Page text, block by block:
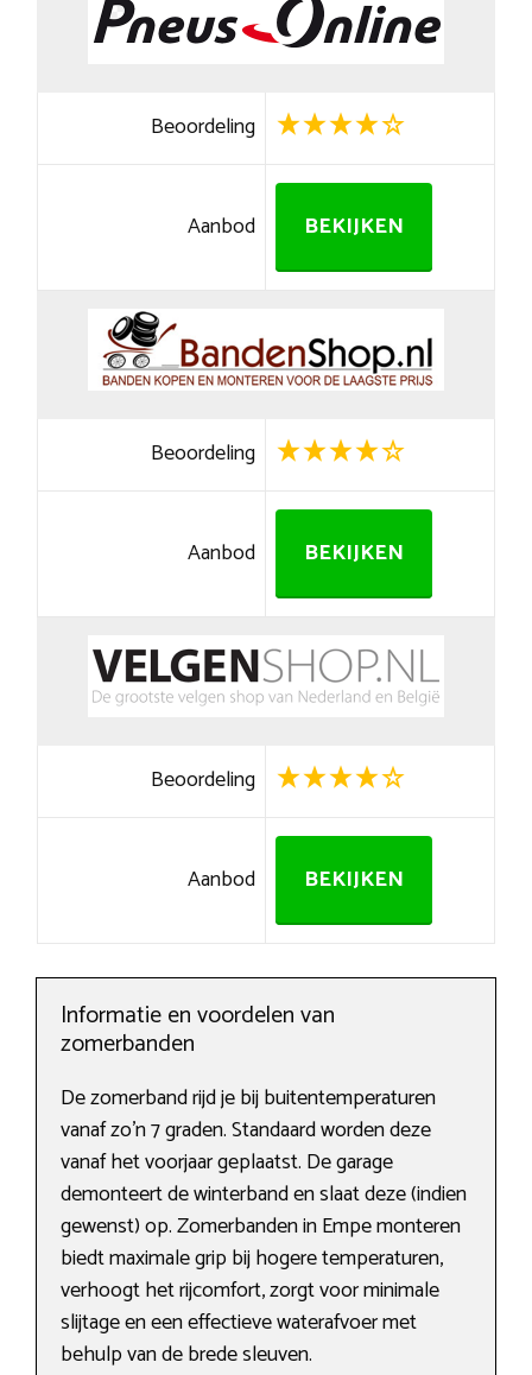
Beoordeling
Aanbod BEKIJKEN
Beoordeling
Aanbod BEKIJKEN
Beoordeling
Aanbod BEKIJKEN
Informatie en voordelen van
zomerbanden
De zomerband rijd je bij buitentemperaturen
vanaf zo’n 7 graden. Standaard worden deze
vanaf het voorjaar geplaatst. De garage
demonteert de winterband en slaat deze (indien
gewenst) op. Zomerbanden in Empe monteren
biedt maximale grip bij hogere temperaturen,
verhoogt het rijcomfort, zorgt voor minimale
slijtage en een effectieve waterafvoer met
behulp van de brede sleuven.